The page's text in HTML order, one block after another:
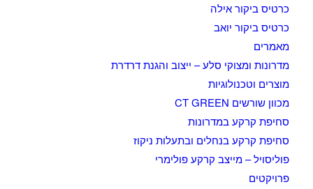
כרטיס ביקור אילה
כרטיס ביקור יואב
מאמרים
מדרונות ומצוקי סלע – ייצוב והגנת דרדרת
מוצרים וטכנולוגיות
מכוון שורשים CT GREEN
סחיפת קרקע במדרונות
סחיפת קרקע בנחלים ובתעלות ניקוז
פוליסויל – מייצב קרקע פולימרי
פרויקטים